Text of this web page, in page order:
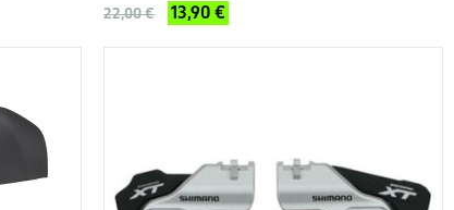
22,00 € 13,90 €